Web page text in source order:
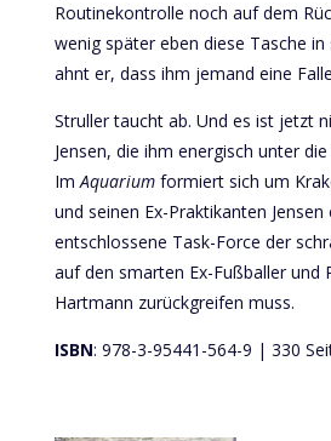
Routinekontrolle noch auf dem
wenig später eben diese Tasche
ahnt er, dass ihm jemand eine
Struller taucht ab. Und es ist jetzt
Jensen, die ihm energisch unter
Im Aquarium formiert sich um
und seinen Ex-Praktikanten Jensen
entschlossene Task-Force der
auf den smarten Ex-Fußballer und
Hartmann zurückgreifen muss.
ISBN: 978-3-95441-564-9 | 330